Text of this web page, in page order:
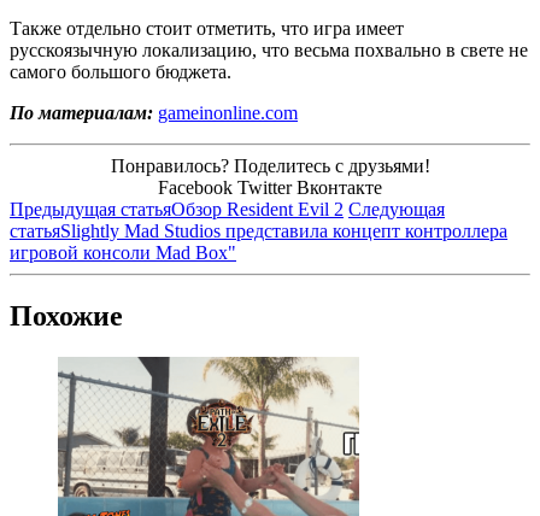
Также отдельно стоит отметить, что игра имеет
русскоязычную локализацию, что весьма похвально в свете не
самого большого бюджета.
По материалам: gameinonline.com
Понравилось? Поделитесь с друзьями!
Facebook Twitter Вконтакте
Предыдущая статьяОбзор Resident Evil 2 Следующая
статьяSlightly Mad Studios представила концепт контроллера
игровой консоли Mad Box"
Похожие